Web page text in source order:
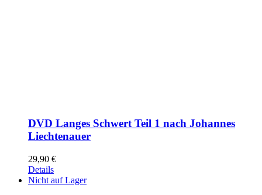
DVD Langes Schwert Teil 1 nach Johannes
Liechtenauer
29,90 €
Details
Nicht auf Lager